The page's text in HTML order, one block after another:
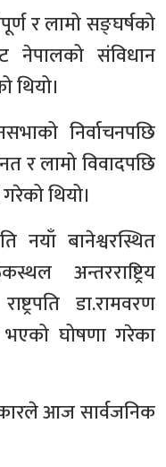
र लामो सङ्घर्षको
नेपालको संविधान
निर्वाचनपछि
र लामो विवादपछि
थियो।
बानेश्वरस्थित
अन्तरराष्ट्रिय
डा.रामवरण
घोषणा गरेका
आज सार्वजनिक